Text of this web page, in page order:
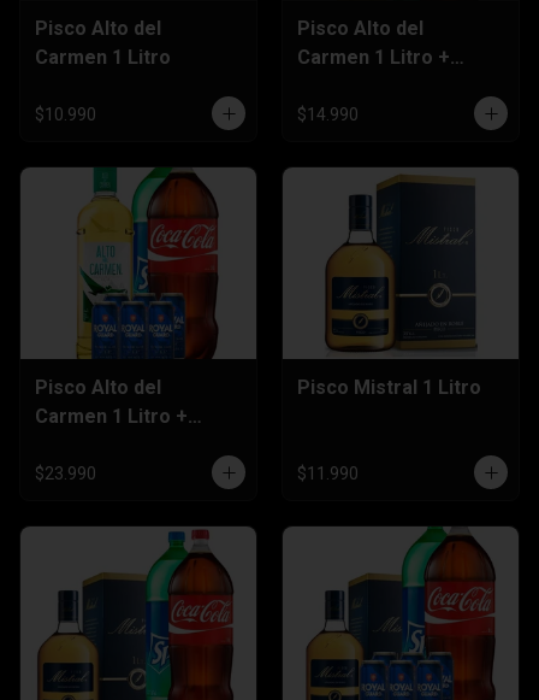
Pisco Alto del
Carmen 1 Litro
$10.990
Pisco Alto del
Carmen 1 Litro +
$14.990
Pisco Alto del
Carmen 1 Litro +
Pack Cerveza 470cc
$23.990
Pisco Mistral 1 Litro
$11.990